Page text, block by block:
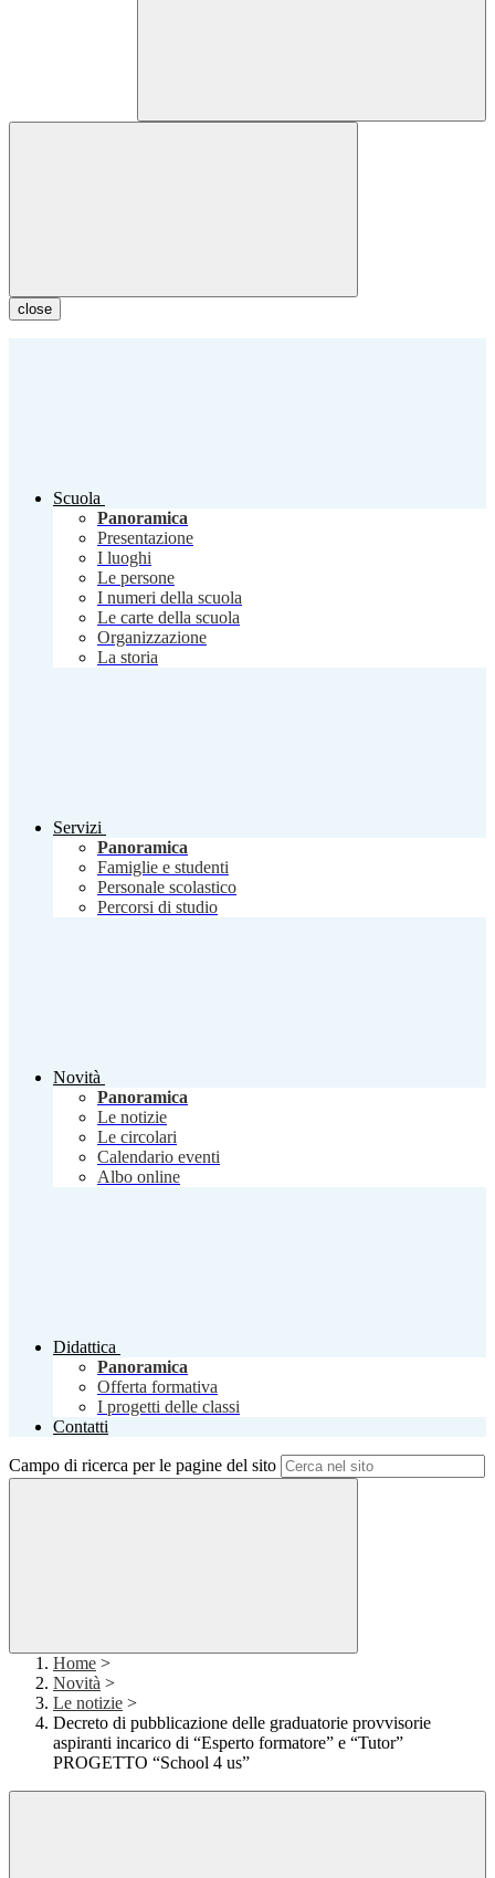
close
Scuola
Panoramica
Presentazione
I luoghi
Le persone
I numeri della scuola
Le carte della scuola
Organizzazione
La storia
Servizi
Panoramica
Famiglie e studenti
Personale scolastico
Percorsi di studio
Novità
Panoramica
Le notizie
Le circolari
Calendario eventi
Albo online
Didattica
Panoramica
Offerta formativa
I progetti delle classi
Contatti
Campo di ricerca per le pagine del sito
Home >
Novità >
Le notizie >
Decreto di pubblicazione delle graduatorie provvisorie
aspiranti incarico di “Esperto formatore” e “Tutor”
PROGETTO “School 4 us”